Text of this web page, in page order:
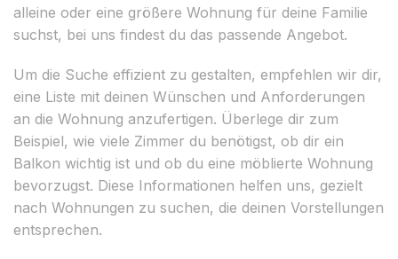
alleine oder eine größere Wohnung für deine Familie
suchst, bei uns findest du das passende Angebot.
Um die Suche effizient zu gestalten, empfehlen wir dir,
eine Liste mit deinen Wünschen und Anforderungen
an die Wohnung anzufertigen. Überlege dir zum
Beispiel, wie viele Zimmer du benötigst, ob dir ein
Balkon wichtig ist und ob du eine möblierte Wohnung
bevorzugst. Diese Informationen helfen uns, gezielt
nach Wohnungen zu suchen, die deinen Vorstellungen
entsprechen.